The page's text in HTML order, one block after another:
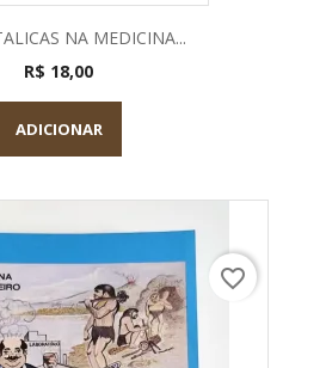
NA MEDICINA...
R$ 18,00
ADICIONAR
favorite_border